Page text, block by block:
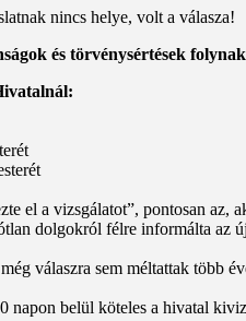
nincs helye, volt a válasza!
és törvénysértések
el a vizsgálatot”, pontosan
dolgokról félre informálta az
válaszra sem méltattak több
belül köteles a hivatal